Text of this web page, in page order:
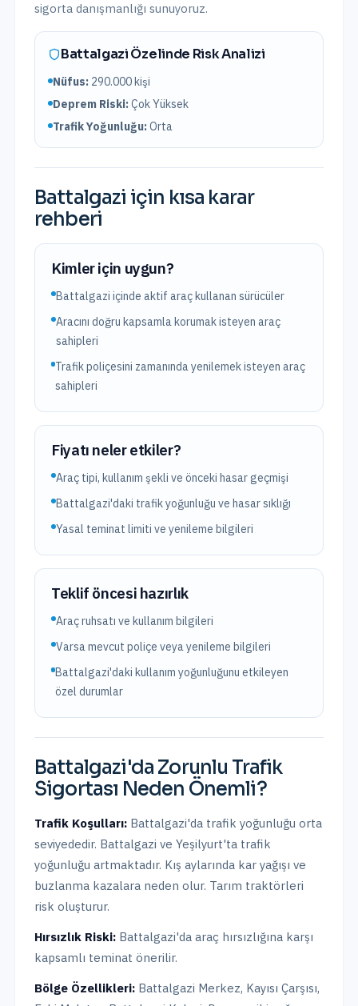
sigorta danışmanlığı sunuyoruz.
BattalgaziÖzelinde Risk Analizi
Nüfus: 290.000kişi
Deprem Riski:Çok Yüksek
Trafik Yoğunluğu:Orta
Battalgazi için kısa karar
rehberi
Kimler için uygun?
Battalgazi içinde aktif araç kullanan sürücüler
Aracını doğru kapsamla korumak isteyen araç
sahipleri
Trafik poliçesini zamanında yenilemek isteyen araç
sahipleri
Fiyatı neler etkiler?
Araç tipi, kullanım şekli ve önceki hasar geçmişi
Battalgazi'daki trafik yoğunluğu ve hasar sıklığı
Yasal teminat limiti ve yenileme bilgileri
Teklif öncesi hazırlık
Araç ruhsatı ve kullanım bilgileri
Varsa mevcut poliçe veya yenileme bilgileri
Battalgazi'daki kullanım yoğunluğunu etkileyen
özel durumlar
Battalgazi'da Zorunlu Trafik
Sigortası Neden Önemli?
Trafik Koşulları: Battalgazi'da trafik yoğunluğu orta
seviyededir. Battalgazi ve Yeşilyurt'ta trafik
yoğunluğu artmaktadır. Kış aylarında kar yağışı ve
buzlanma kazalara neden olur. Tarım traktörleri
risk oluşturur.
Hırsızlık Riski: Battalgazi'da araç hırsızlığına karşı
kapsamlı teminat önerilir.
Bölge Özellikleri: Battalgazi Merkez, Kayısı Çarşısı,